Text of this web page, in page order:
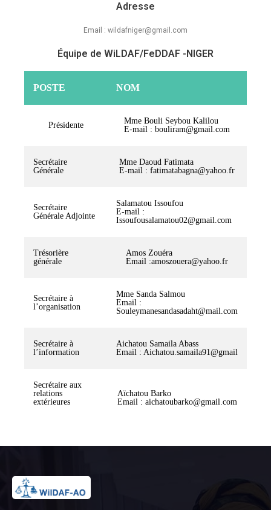
Adresse
Email : wildafniger@gmail.com
Équipe de WiLDAF/FeDDAF -NIGER
POSTE NOM
Présidente
Mme Bouli Seybou Kalilou
E-mail : bouliram@gmail.com
Secrétaire
Générale
Mme Daoud Fatimata
E-mail : fatimatabagna@yahoo.fr
Secrétaire
Générale Adjointe
Salamatou Issoufou
E-mail :
Issoufousalamatou02@gmail.com
Trésorière
générale
Amos Zouéra
Email :amoszouera@yahoo.fr
Secrétaire à
l’organisation
Mme Sanda Salmou
Email :
Souleymanesandasadaht@mail.com
Secrétaire à
l’information
Aichatou Samaila Abass
Email : Aichatou.samaila91@gmail
Secrétaire aux
relations
extérieures
Aïchatou Barko
Email : aichatoubarko@gmail.com